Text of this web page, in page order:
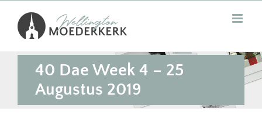
content
40 Dae Week 4 – 25
Augustus 2019